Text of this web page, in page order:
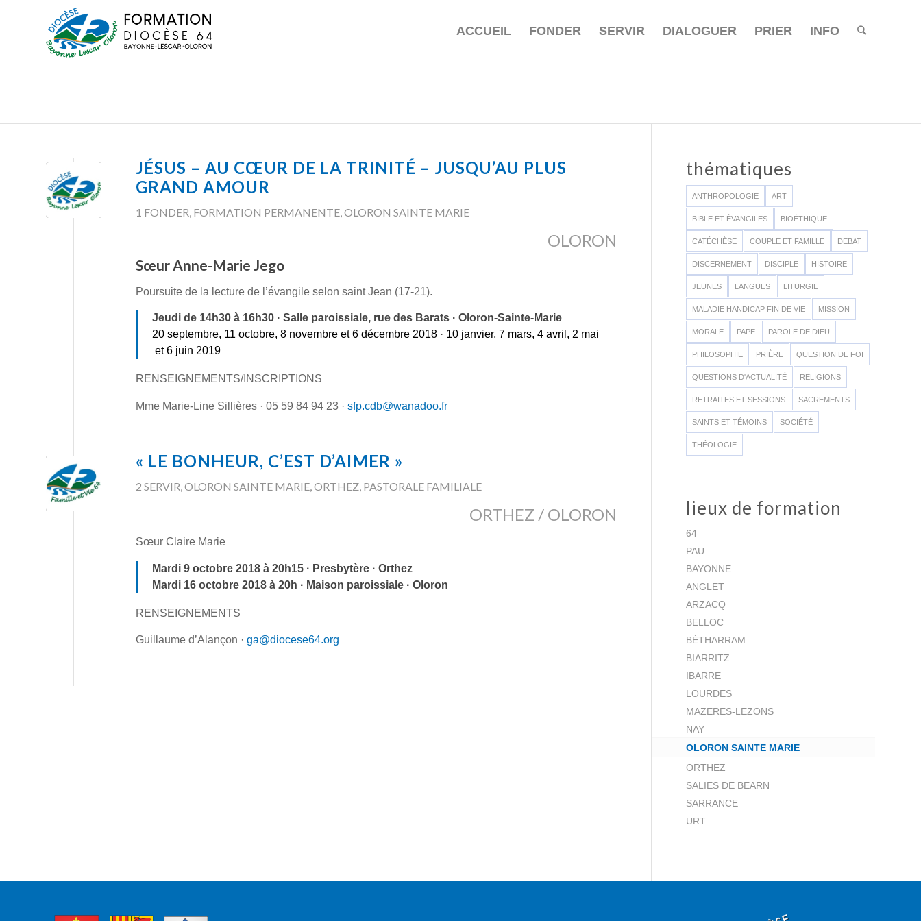
ACCUEIL FONDER SERVIR DIALOGUER PRIER INFO
JÉSUS – AU CŒUR DE LA TRINITÉ – JUSQU’AU PLUS
GRAND AMOUR
1 FONDER, FORMATION PERMANENTE,OLORON SAINTE MARIE
OLORON
Sœur Anne-Marie Jego
Poursuite de la lecture de l’évangile selon saint Jean (17-21).
Jeudi de 14h30 à 16h30 · Salle paroissiale, rue des Barats · Oloron-Sainte-Marie
20 septembre, 11 octobre, 8 novembre et 6 décembre 2018 · 10 janvier, 7 mars, 4 avril, 2 mai
et 6 juin 2019
RENSEIGNEMENTS/INSCRIPTIONS
Mme Marie-Line Sillières · 05 59 84 94 23 · sfp.cdb@wanadoo.fr
« LE BONHEUR, C’EST D’AIMER »
2 SERVIR,OLORON SAINTE MARIE,ORTHEZ, PASTORALE FAMILIALE
ORTHEZ / OLORON
Sœur Claire Marie
Mardi 9 octobre 2018 à 20h15 · Presbytère · Orthez
Mardi 16 octobre 2018 à 20h · Maison paroissiale · Oloron
RENSEIGNEMENTS
Guillaume d’Alançon · ga@diocese64.org
thématiques
ANTHROPOLOGIE ART
BIBLE ET ÉVANGILES BIOÉTHIQUE
CATÉCHÈSE COUPLE ET FAMILLE DEBAT
DISCERNEMENT DISCIPLE HISTOIRE
JEUNES LANGUES LITURGIE
MALADIE HANDICAP FIN DE VIE MISSION
MORALE PAPE PAROLE DE DIEU
PHILOSOPHIE PRIÈRE QUESTION DE FOI
QUESTIONS D'ACTUALITÉ RELIGIONS
RETRAITES ET SESSIONS SACREMENTS
SAINTS ET TÉMOINS SOCIÉTÉ
THÉOLOGIE
lieux de formation
64
PAU
BAYONNE
ANGLET
ARZACQ
BELLOC
BÉTHARRAM
BIARRITZ
IBARRE
LOURDES
MAZERES-LEZONS
NAY
OLORON SAINTE MARIE
ORTHEZ
SALIES DE BEARN
SARRANCE
URT